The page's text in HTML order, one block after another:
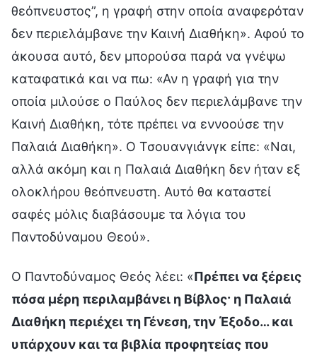
θεόπνευστος”, η γραφή στην οποία αναφερόταν
δεν περιελάμβανε την Καινή Διαθήκη». Αφού το
άκουσα αυτό, δεν μπορούσα παρά να γνέψω
καταφατικά και να πω: «Αν η γραφή για την
οποία μιλούσε ο Παύλος δεν περιελάμβανε την
Καινή Διαθήκη, τότε πρέπει να εννοούσε την
Παλαιά Διαθήκη». Ο Τσουανγιάνγκ είπε: «Ναι,
αλλά ακόμη και η Παλαιά Διαθήκη δεν ήταν εξ
ολοκλήρου θεόπνευστη. Αυτό θα καταστεί
σαφές μόλις διαβάσουμε τα λόγια του
Παντοδύναμου Θεού».
Ο Παντοδύναμος Θεός λέει: «Πρέπει να ξέρεις
πόσα μέρη περιλαμβάνει η Βίβλος· η Παλαιά
Διαθήκη περιέχει τη Γένεση, την Έξοδο… και
υπάρχουν και τα βιβλία προφητείας που